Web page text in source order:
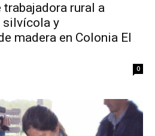
rural a
silvícola y
madera en Colonia El
0